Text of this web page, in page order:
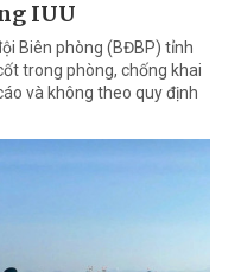
IUU
Biên phòng (BĐBP) tỉnh
trong phòng, chống khai
và không theo quy định